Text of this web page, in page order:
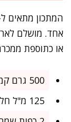
אחד. מושלם
או כתוספת
500 גרם קמח לבן מנופה
125 מ"ל חלב פושר (לא רותח!)